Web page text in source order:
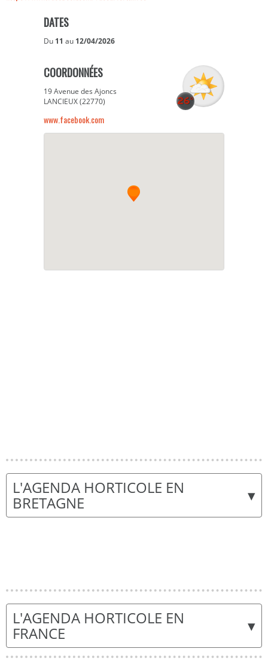
DATES
Du 11 au 12/04/2026
COORDONNÉES
19 Avenue des Ajoncs
LANCIEUX (22770)
www.facebook.com
▾
L'AGENDA HORTICOLE EN
BRETAGNE
▾
L'AGENDA HORTICOLE EN
FRANCE